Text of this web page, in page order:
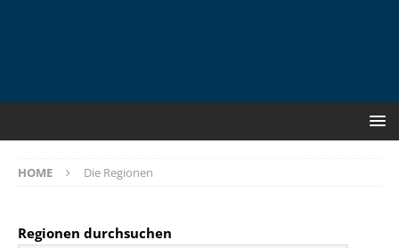
HOME Die Regionen
Regionen durchsuchen